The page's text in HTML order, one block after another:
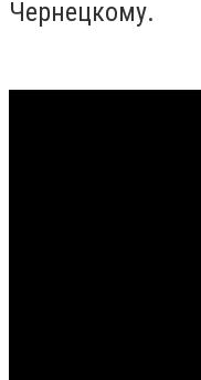
Чернецкому.